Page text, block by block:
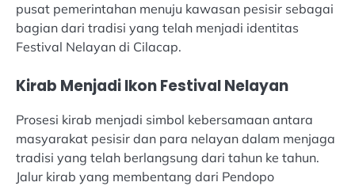
pusat pemerintahan menuju kawasan pesisir sebagai
bagian dari tradisi yang telah menjadi identitas
Festival Nelayan di Cilacap.
Kirab Menjadi Ikon Festival Nelayan
Prosesi kirab menjadi simbol kebersamaan antara
masyarakat pesisir dan para nelayan dalam menjaga
tradisi yang telah berlangsung dari tahun ke tahun.
Jalur kirab yang membentang dari Pendopo